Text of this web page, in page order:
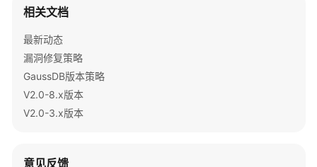
_V2.0-
8.x）
开
南
（集
_V2.0-
相关文档
最新动态
漏洞修复策略
GaussDB版本策略
V2.0-8.x版本
V2.0-3.x版本
意见反馈